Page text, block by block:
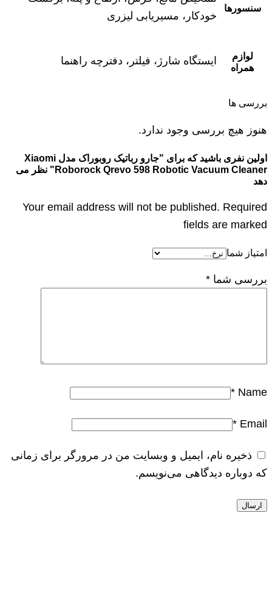
سنسورها
خودکار، مسیریابی لیزری
لوازم
همراه
ایستگاه شارژ، فیلتر، دفترچه راهنما
بررسی ها
هنوز هیچ بررسی وجود ندارد.
اولین نفری باشید که برای "جارو رباتیک روبوراک مدل Xiaomi
Roborock Qrevo 598 Robotic Vacuum Cleaner" نظر می
دهد
Your email address will not be published. Required
fields are marked
امتیاز شما
بررسی شما *
Name
*
Email
*
ذخیره نام، ایمیل و وبسایت من در مرورگر برای زمانی
که دوباره دیدگاهی می‌نویسم.